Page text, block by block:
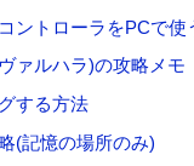
ントローラをPCで使
ァルハラ)の攻略メモ
する方法
(記憶の場所のみ)